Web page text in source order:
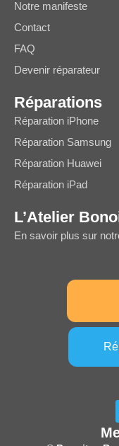
Notre manifeste
Contact
FAQ
Devenir réparateur
Réparations
Réparation iPhone
Réparation Samsung
Réparation Huawei
Réparation iPad
L’Atelier
En savoir plus sur